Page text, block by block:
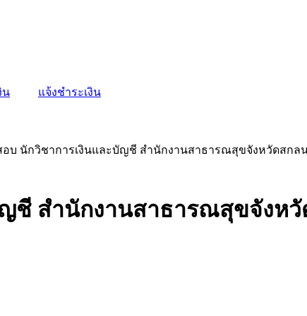
น
แจ้งชำระเงิน
บ นักวิชาการเงินและบัญชี สำนักงานสาธารณสุขจังหวัดสกล
ชี สำนักงานสาธารณสุขจังห